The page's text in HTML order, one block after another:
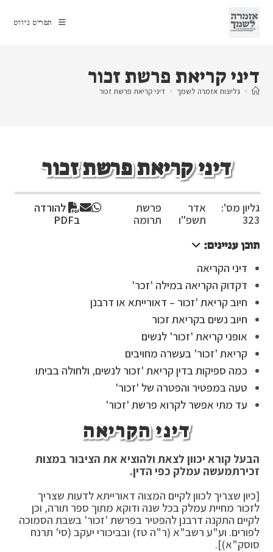
content
תפריט ניווט
דיני קריאת פרשת זכור
> גליונות אזמרה לשמך > דיני קריאת פרשת זכור
דיני קריאת פרשת זכור
גליון מס':
323
אדר
תשפ"ו
פרשת
תרומה
להורדה
בPDF
תוכן עניינים:
דיני הקריאה
דקדוק הקריאה במילה 'זכר'
חיוב קריאת 'זכור – דאורייתא או דרבנן
חיוב נשים בקריאת זכור
אופני קריאת 'זכור' לנשים
קריאת 'זכור' בעשרה מחויבים
כמה ספיקות בדין קריאת 'זכור לנשים, ולחולה בביתו
טעה במפטיר והפטרה של 'זכור'
עד מתי אפשר לקרוא פרשת 'זכור'
דיני הקריאה
הבעל קורא יכוון לצאת ולהוציא את הציבור במצות
זכירתמעשה עמלק כפי הדין.
[כיון שצריך לכוון לקיים המצוה דאורייתא לדעות שצריך
לזכור מחיית עמלק בכל שנה ודוקא מתוך ספר תורה, וכן
לקיים התקנה דרבנן להפטיר בפרשת 'זכור' בשבת הסמוכה
לפורים. וע"ע רשב"א (ר"ה טז) ובביכורי יעקב (סי' תרנח
סוסק"א)].